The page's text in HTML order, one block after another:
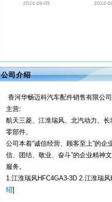
2024-09-05 2024-
公司介绍
香河华畅迈科汽车配件销售有限公
主营:
航天三菱、江淮瑞风、北汽动力、
零部件。
公司本着“诚信经营、顾客至上”的企
信、团结、敬业、奋斗”的企业精神
服务。
1.江淮瑞风HFC4GA3-3D 2.江淮瑞
绍]